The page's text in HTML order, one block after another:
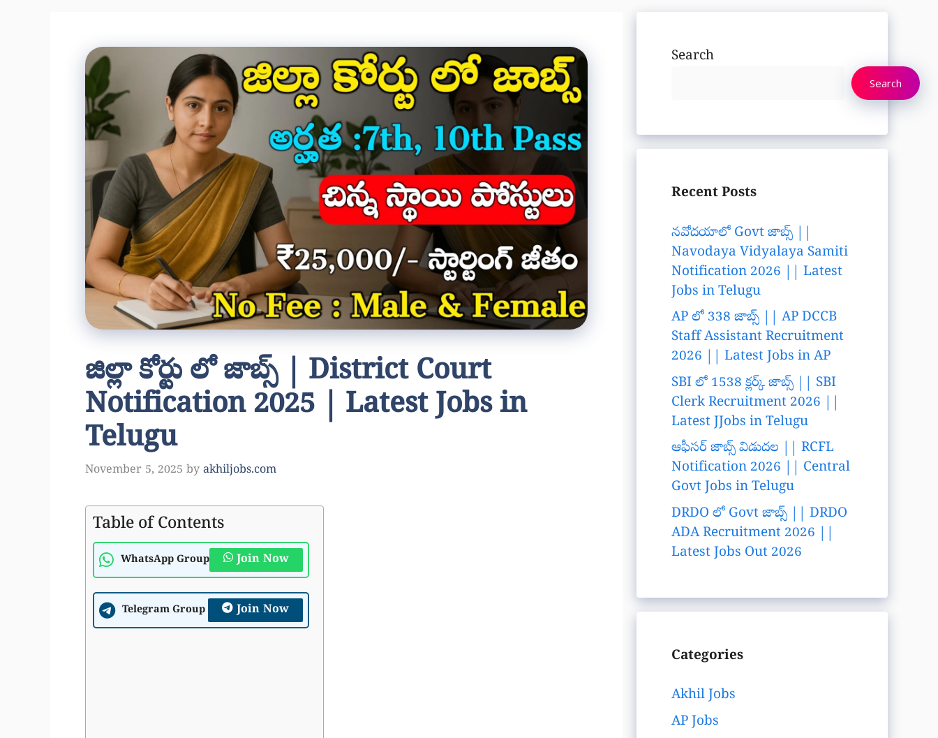
జిల్లా కోర్టు లో జాబ్స్ | District Court
Notification 2025 | Latest Jobs in
Telugu
November 5, 2025 by akhiljobs.com
Table of Contents
WhatsApp Group Join Now
Telegram Group Join Now
Search
Search
Recent Posts
నవోదయాలో Govt జాబ్స్ ||
Navodaya Vidyalaya Samiti
Notification 2026 || Latest
Jobs in Telugu
AP లో 338 జాబ్స్ || AP DCCB
Staff Assistant Recruitment
2026 || Latest Jobs in AP
SBI లో 1538 క్లర్క్ జాబ్స్ || SBI
Clerk Recruitment 2026 ||
Latest JJobs in Telugu
ఆఫీసర్ జాబ్స్ విడుదల || RCFL
Notification 2026 || Central
Govt Jobs in Telugu
DRDO లో Govt జాబ్స్ || DRDO
ADA Recruitment 2026 ||
Latest Jobs Out 2026
Categories
Akhil Jobs
AP Jobs